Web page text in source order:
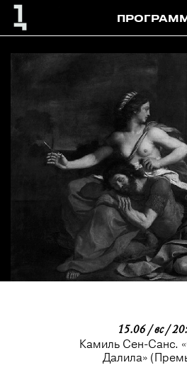
15.06 / вс /
Камиль Сен-Санс.
Далила»